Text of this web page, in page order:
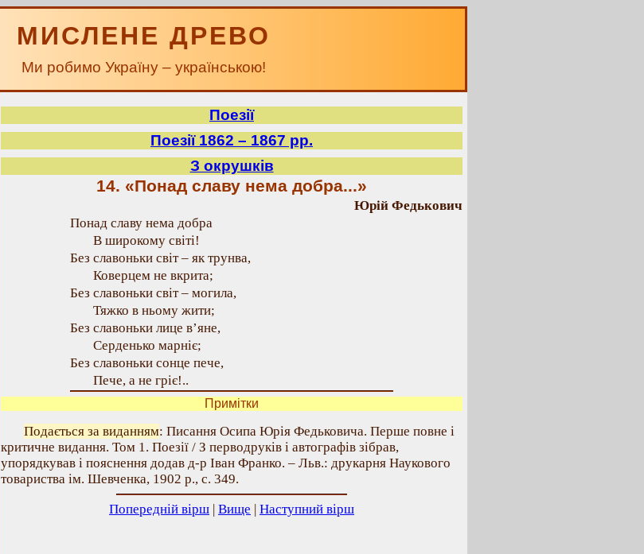
МИСЛЕНЕ ДРЕВО
Ми робимо Україну – українською!
Поезії
Поезії 1862 – 1867 рр.
З окрушків
14. «Понад славу нема добра...»
Юрій Федькович
Понад славу нема добра
В широкому світі!
Без славоньки світ – як трунва,
Коверцем не вкрита;
Без славоньки світ – могила,
Тяжко в ньому жити;
Без славоньки лице в’яне,
Серденько марніє;
Без славоньки сонце пече,
Пече, а не гріє!..
Примітки
Подається за виданням: Писання Осипа Юрія Федьковича. Перше повне і
критичне видання. Том 1. Поезії / З перводруків і автографів зібрав,
упорядкував і пояснення додав д-р Іван Франко. – Льв.: друкарня Наукового
товариства ім. Шевченка, 1902 р., с. 349.
Попередній вірш | Вище | Наступний вірш